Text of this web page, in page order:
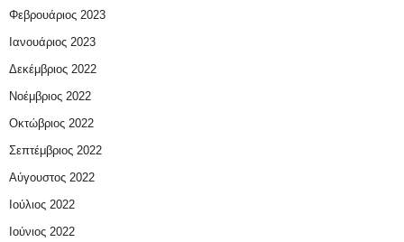
Φεβρουάριος 2023
Ιανουάριος 2023
Δεκέμβριος 2022
Νοέμβριος 2022
Οκτώβριος 2022
Σεπτέμβριος 2022
Αύγουστος 2022
Ιούλιος 2022
Ιούνιος 2022